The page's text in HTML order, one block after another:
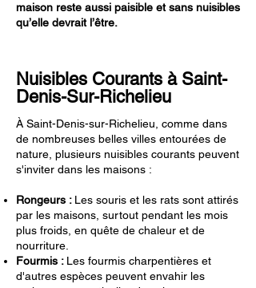
maison reste aussi paisible et sans nuisibles
qu’elle devrait l’être.
Nuisibles Courants à Saint-
Denis-Sur-Richelieu
À Saint-Denis-sur-Richelieu, comme dans
de nombreuses belles villes entourées de
nature, plusieurs nuisibles courants peuvent
s'inviter dans les maisons :
Rongeurs : Les souris et les rats sont attirés
par les maisons, surtout pendant les mois
plus froids, en quête de chaleur et de
nourriture.
Fourmis : Les fourmis charpentières et
d'autres espèces peuvent envahir les